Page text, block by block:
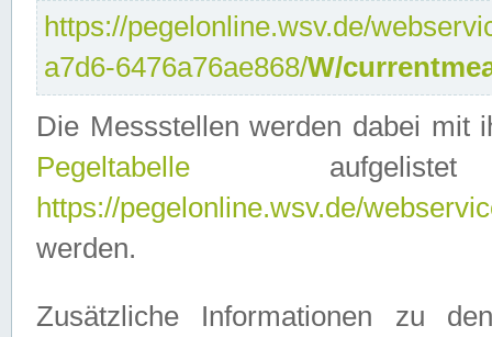
https://pegelonline.wsv.de/
a7d6-6476a76ae868/W/
Die Messstellen werden dabei mit
Pegeltabelle
https://pegelonline.wsv.de/
werden.
Zusätzliche Informationen zu